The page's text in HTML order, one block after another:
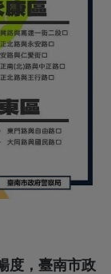
度，臺南市政